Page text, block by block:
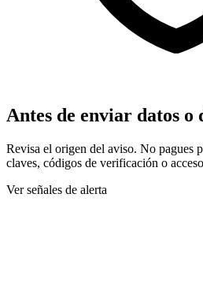
Antes de enviar datos o
Revisa el origen del aviso. No pagues
claves, códigos de verificación o
Ver señales de alerta